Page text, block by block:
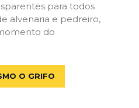
para todos
alvenaria e pedreiro,
do
O GRIFO